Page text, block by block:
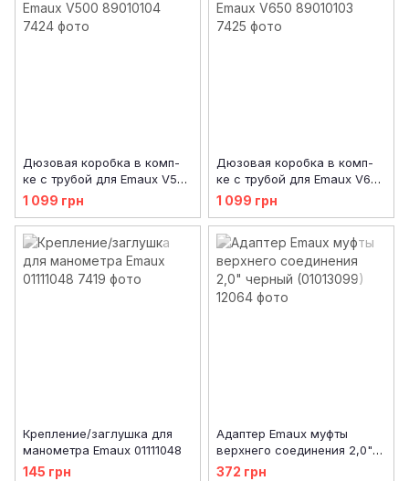
Дюзовая коробка в комп-
ке с трубой для Emaux V500
89010104
1 099 грн
Дюзовая коробка в комп-
ке с трубой для Emaux V650
89010103
1 099 грн
Крепление/заглушка для
манометра Emaux 01111048
145 грн
Адаптер Emaux муфты
верхнего соединения 2,0"
черный (01013099)
372 грн